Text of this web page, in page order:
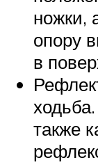
ножки,
опору
в
также